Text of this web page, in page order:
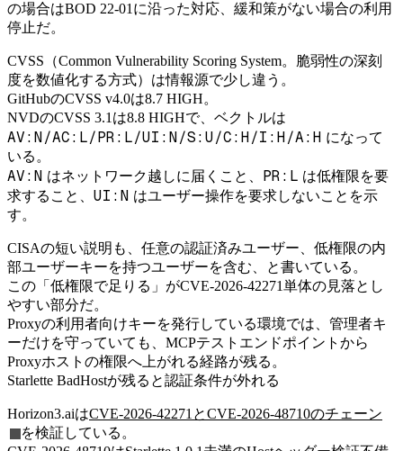
の場合はBOD 22-01に沿った対応、緩和策がない場合の利用
停止だ。
CVSS（Common Vulnerability Scoring System。脆弱性の深刻
度を数値化する方式）は情報源で少し違う。
GitHubのCVSS v4.0は8.7 HIGH。
NVDのCVSS 3.1は8.8 HIGHで、ベクトルは
AV:N/AC:L/PR:L/UI:N/S:U/C:H/I:H/A:H になって
いる。
AV:N はネットワーク越しに届くこと、 PR:L は低権限を要
求すること、 UI:N はユーザー操作を要求しないことを示
す。
CISAの短い説明も、任意の認証済みユーザー、低権限の内
部ユーザーキーを持つユーザーを含む、と書いている。
この「低権限で足りる」がCVE-2026-42271単体の見落とし
やすい部分だ。
Proxyの利用者向けキーを発行している環境では、管理者キ
ーだけを守っていても、MCPテストエンドポイントから
Proxyホストの権限へ上がれる経路が残る。
Starlette BadHostが残ると認証条件が外れる
Horizon3.aiはCVE-2026-42271とCVE-2026-48710のチェーン
を検証している。